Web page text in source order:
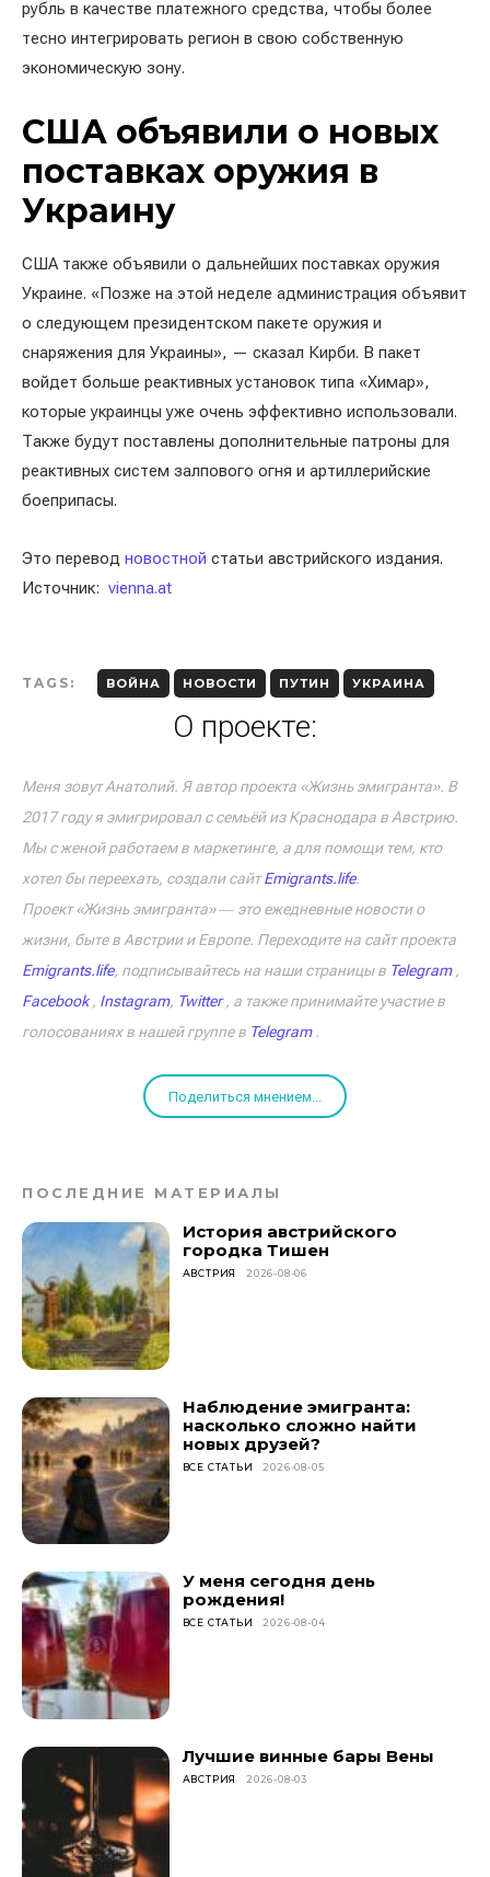
рубль в качестве платежного средства, чтобы более
тесно интегрировать регион в свою собственную
экономическую зону.
США объявили о новых
поставках оружия в
Украину
США также объявили о дальнейших поставках оружия
Украине. «Позже на этой неделе администрация объявит
о следующем президентском пакете оружия и
снаряжения для Украины», — сказал Кирби. В пакет
войдет больше реактивных установок типа «Химар»,
которые украинцы уже очень эффективно использовали.
Также будут поставлены дополнительные патроны для
реактивных систем залпового огня и артиллерийские
боеприпасы.
Это перевод новостной статьи австрийского издания.
Источник: vienna.at
TAGS: ВОЙНА НОВОСТИ ПУТИН УКРАИНА
О проекте:
Меня зовут Анатолий. Я автор проекта «Жизнь эмигранта». В
2017 году я эмигрировал с семьёй из Краснодара в Австрию.
Мы с женой работаем в маркетинге, а для помощи тем, кто
хотел бы переехать, создали сайтEmigrants.life.
Проект «Жизнь эмигранта» ― это ежедневные новости о
жизни, быте в Австрии и Европе. Переходите на сайт проекта
Emigrants.life, подписывайтесь на наши страницы в Telegram,
Facebook, Instagram, Twitter, а также принимайте участие в
голосованиях в нашей группе в Telegram.
Поделиться мнением...
ПОСЛЕДНИЕ МАТЕРИАЛЫ
История австрийского
городка Тишен
АВСТРИЯ 2026-08-06
Наблюдение эмигранта:
насколько сложно найти
новых друзей?
ВСЕ СТАТЬИ 2026-08-05
У меня сегодня день
рождения!
ВСЕ СТАТЬИ 2026-08-04
Лучшие винные бары Вены
АВСТРИЯ 2026-08-03